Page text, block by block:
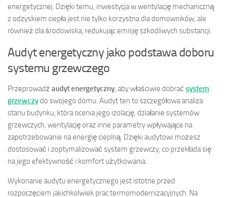
energetycznej. Dzięki temu, inwestycja w wentylację mechaniczną
z odzyskiem ciepła jest nie tylko korzystna dla domowników, ale
również dla środowiska, redukując emisję szkodliwych substancji.
Audyt energetyczny jako podstawa doboru
systemu grzewczego
Przeprowadź audyt energetyczny , aby właściwie dobrać system
grzewczydo swojego domu. Audyt ten to szczegółowa analiza
stanu budynku, która ocenia jego izolację, działanie systemów
grzewczych, wentylację oraz inne parametry wpływające na
zapotrzebowanie na energię cieplną. Dzięki audytowi możesz
dostosować i zoptymalizować system grzewczy, co przekłada się
na jego efektywność i komfort użytkowania.
Wykonanie audytu energetycznego jest istotne przed
rozpoczęciem jakichkolwiek prac termomodernizacyjnych. Na